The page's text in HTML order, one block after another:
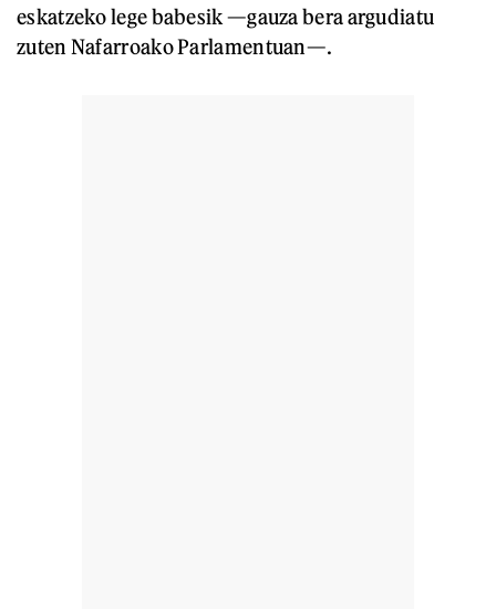
eskatzeko lege babesik —gauza bera argudiatu
zuten Nafarroako Parlamentuan—.